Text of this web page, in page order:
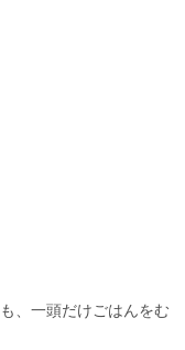
、一頭だけごはんをむ